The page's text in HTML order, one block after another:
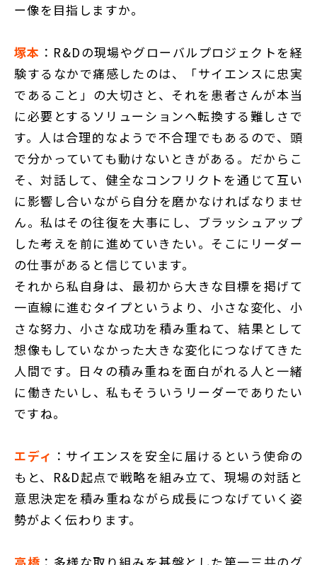
ー像を目指しますか。
塚本 ：R&Dの現場やグローバルプロジェクトを経
験するなかで痛感したのは、「サイエンスに忠実
であること」の大切さと、それを患者さんが本当
に必要とするソリューションへ転換する難しさで
す。人は合理的なようで不合理でもあるので、頭
で分かっていても動けないときがある。だからこ
そ、対話して、健全なコンフリクトを通じて互い
に影響し合いながら自分を磨かなければなりませ
ん。私はその往復を大事にし、ブラッシュアップ
した考えを前に進めていきたい。そこにリーダー
の仕事があると信じています。
それから私自身は、最初から大きな目標を掲げて
一直線に進むタイプというより、小さな変化、小
さな努力、小さな成功を積み重ねて、結果として
想像もしていなかった大きな変化につなげてきた
人間です。日々の積み重ねを面白がれる人と一緒
に働きたいし、私もそういうリーダーでありたい
ですね。
エディ ：サイエンスを安全に届けるという使命の
もと、R&D起点で戦略を組み立て、現場の対話と
意思決定を積み重ねながら成長につなげていく姿
勢がよく伝わります。